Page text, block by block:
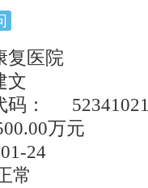
复医院
文